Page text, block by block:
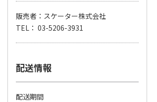
販売者：スケーター株式会社
TEL： 03-5206-3931
配送情報
配送期間